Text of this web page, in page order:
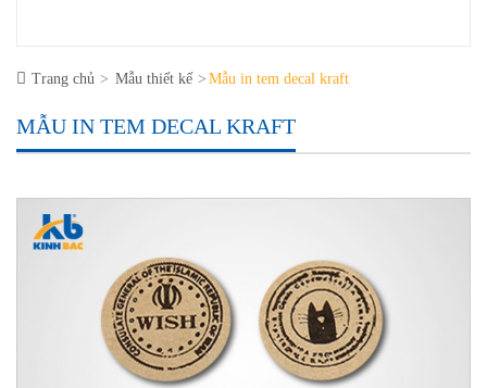
Trang chủ Mẫu thiết kế Mẫu in tem decal kraft
MẪU IN TEM DECAL KRAFT